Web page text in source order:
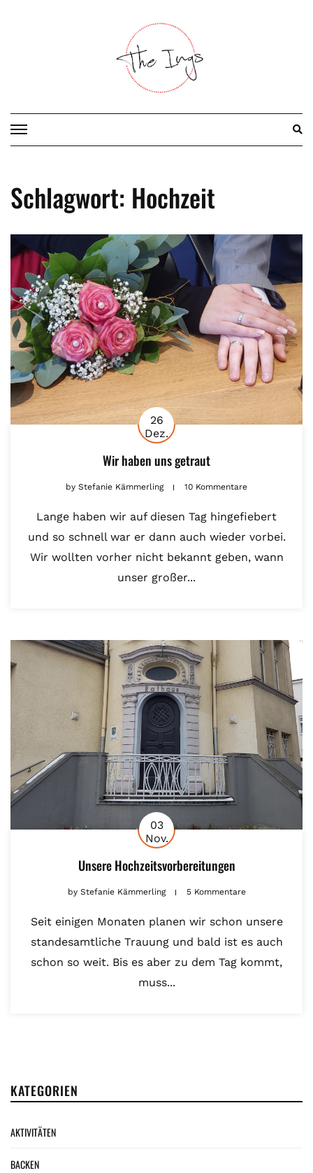
Schlagwort: Hochzeit
26
Dez.
Wir haben uns getraut
by Stefanie Kämmerling 10 Kommentare
Lange haben wir auf diesen Tag hingefiebert
und so schnell war er dann auch wieder vorbei.
Wir wollten vorher nicht bekannt geben, wann
unser großer...
03
Nov.
Unsere Hochzeitsvorbereitungen
byStefanie Kämmerling 5 Kommentare
Seit einigen Monaten planen wir schon unsere
standesamtliche Trauung und bald ist es auch
schon so weit. Bis es aber zu dem Tag kommt,
muss...
KATEGORIEN
AKTIVITÄTEN
BACKEN